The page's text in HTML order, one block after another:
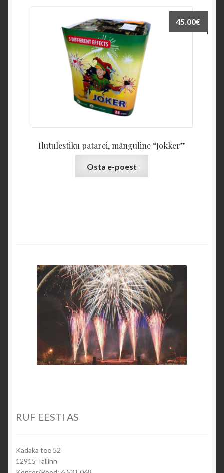
Ilutulestiku patarei, mänguline “Jokker”
45.00€
Osta e-poest
RUF EESTI AS
Kadaka tee 52
12915 Tallinn